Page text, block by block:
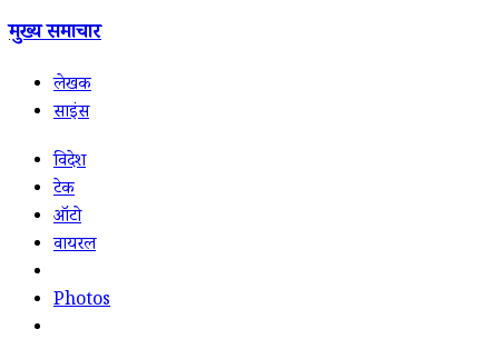
मुख्य समाचार
लेखक
साइंस
विदेश
टेक
ऑटो
वायरल
Photos